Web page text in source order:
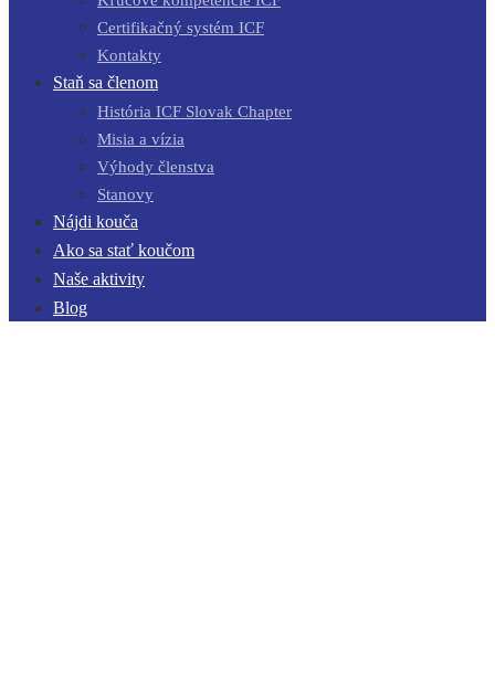
Certifikačný systém ICF
Kontakty
Staň sa členom
História ICF Slovak Chapter
Misia a vízia
Výhody členstva
Stanovy
Nájdi kouča
Ako sa stať koučom
Naše aktivity
Blog